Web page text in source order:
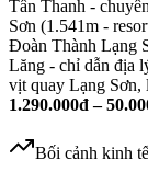
Tân Thanh -
Sơn (1.541m -
Đoàn Thành Lạng
Lăng - chỉ dẫn địa
vịt quay Lạng Sơn,
1.290.000đ –
Bối cảnh kinh